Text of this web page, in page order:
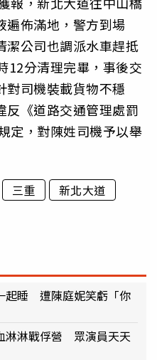
遍佈滿地，警方到場
潔公司也調派水車趕抵
12分清理完畢，事後交
對司機裝載貨物不穩
反《道路交通管理處罰
定，對陳姓司機予以舉
三重
新北大道
起睡 遭陳庭妮笑虧「你
淋淋戰俘營 眾演員天天